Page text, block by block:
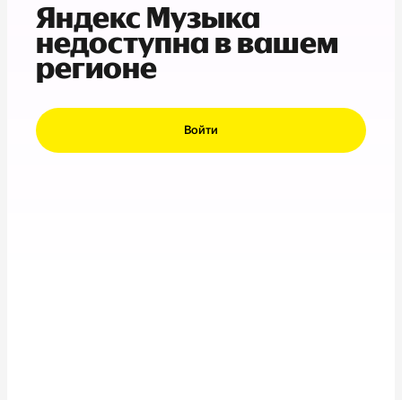
Яндекс Музыка
недоступна в вашем
регионе
Войти